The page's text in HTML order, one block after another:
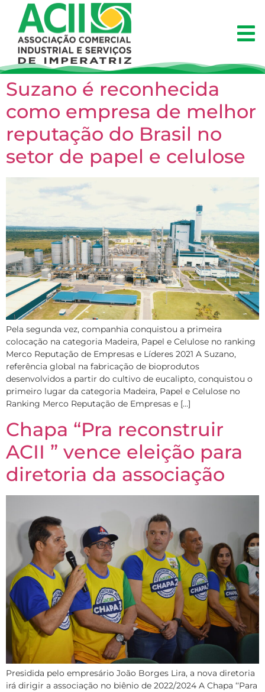
Suzano é reconhecida
como empresa de melhor
reputação do Brasil no
setor de papel e celulose
Pela segunda vez, companhia conquistou a primeira
colocação na categoria Madeira, Papel e Celulose no ranking
Merco Reputação de Empresas e Líderes 2021 A Suzano,
referência global na fabricação de bioprodutos
desenvolvidos a partir do cultivo de eucalipto, conquistou o
primeiro lugar da categoria Madeira, Papel e Celulose no
Ranking Merco Reputação de Empresas e […]
Chapa “Pra reconstruir
ACII ” vence eleição para
diretoria da associação
Presidida pelo empresário João Borges Lira, a nova diretoria
irá dirigir a associação no biênio de 2022/2024 A Chapa ‘‘Para